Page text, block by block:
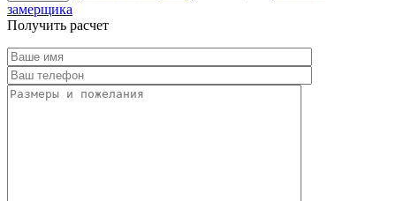
замерщика
Получить расчет